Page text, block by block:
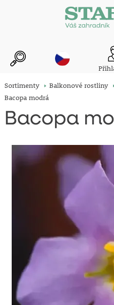
Sortimenty Balkonové rostliny
Bacopa modrá
Bacopa